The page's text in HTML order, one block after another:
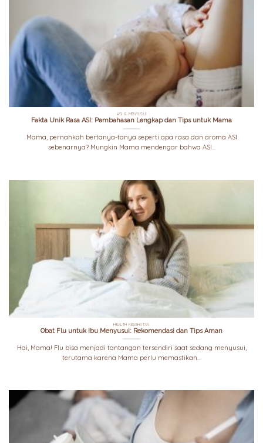
ASI & MENYUSUI
Fakta Unik Rasa ASI: Pembahasan Lengkap dan Tips untuk Mama
Mama, pernahkah bertanya-tanya seperti apa rasa dan aroma ASI
sebenarnya? Mungkin Mama mendengar bahwa ASI...
HEALTH KESEHATAN
Obat Flu untuk Ibu Menyusui: Rekomendasi dan Tips Aman
Hai, Mama! Flu bisa menjadi tantangan tersendiri saat sedang menyusui,
terutama karena Mama perlu memastikan...